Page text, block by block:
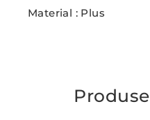
Material : Plus